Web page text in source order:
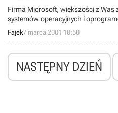
Firma Microsoft, większości z Was
systemów operacyjnych i
słynny gigant z Redmond zajmuje
komputerowych takich jak: myszki,
Fajek7 marca 2001 10:50
NASTĘPNY DZIEŃ